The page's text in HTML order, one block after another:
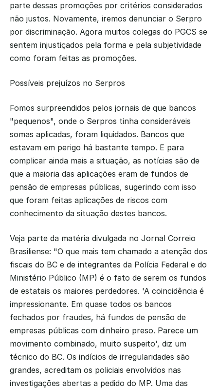
parte dessas promoções por critérios considerados
não justos. Novamente, iremos denunciar o Serpro
por discriminação. Agora muitos colegas do PGCS se
sentem injustiçados pela forma e pela subjetividade
como foram feitas as promoções.
Possíveis prejuízos no Serpros
Fomos surpreendidos pelos jornais de que bancos
"pequenos", onde o Serpros tinha consideráveis
somas aplicadas, foram liquidados. Bancos que
estavam em perigo há bastante tempo. E para
complicar ainda mais a situação, as notícias são de
que a maioria das aplicações eram de fundos de
pensão de empresas públicas, sugerindo com isso
que foram feitas aplicações de riscos com
conhecimento da situação destes bancos.
Veja parte da matéria divulgada no Jornal Correio
Brasiliense: "O que mais tem chamado a atenção dos
fiscais do BC e de integrantes da Polícia Federal e do
Ministério Público (MP) é o fato de serem os fundos
de estatais os maiores perdedores. 'A coincidência é
impressionante. Em quase todos os bancos
fechados por fraudes, há fundos de pensão de
empresas públicas com dinheiro preso. Parece um
movimento combinado, muito suspeito', diz um
técnico do BC. Os indícios de irregularidades são
grandes, acreditam os policiais envolvidos nas
investigações abertas a pedido do MP. Uma das